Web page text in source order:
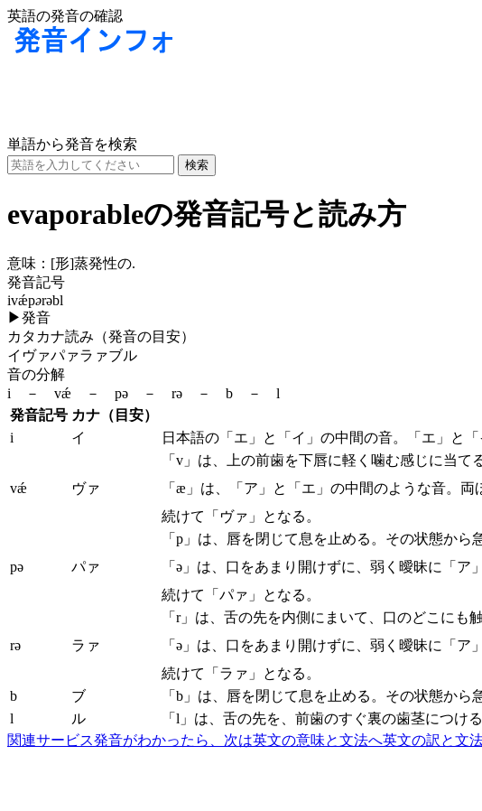
英語の発音の確認
単語から発音を検索
evaporableの発音記号と読み方
意味： [形]蒸発性の.
発音記号
ivǽpərəbl
▶発音
カタカナ読み（発音の目安）
イヴァパァラァブル
音の分解
i － vǽ － pə － rə － b － l
発音記号 カナ（目安）
i
イ 日本語の「エ」と「イ」の中間の音。「エ」と
vǽ ヴァ
「v」は、上の前歯を下唇に軽く噛む感じに当
「æ」は、「ア」と「エ」の中間のような音。
続けて「ヴァ」となる。
pə パァ
「p」は、唇を閉じて息を止める。その状態か
「ə」は、口をあまり開けずに、弱く曖昧に「ア
続けて「パァ」となる。
rə ラァ
「r」は、舌の先を内側にまいて、口のどこにも
「ə」は、口をあまり開けずに、弱く曖昧に「ア
続けて「ラァ」となる。
b
ブ
「b」は、唇を閉じて息を止める。その状態か
l
ル
「l」は、舌の先を、前歯のすぐ裏の歯茎につけ
関連サービス発音がわかったら、次は英文の意味と文法へ英文の訳と文